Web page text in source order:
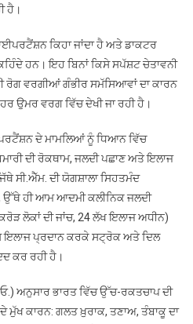
ਸਿੰਘ
ਹੈ।
ਕਿਹਾ ਜਾਂਦਾ ਹੈ ਅਤੇ ਡਾਕਟਰ
ਹਨ। ਇਹ ਬਿਨਾਂ ਕਿਸੇ ਸਪੱਸ਼ਟ ਚੇਤਾਵਨੀ
ਰੋਗ ਵਰਗੀਆਂ ਗੰਭੀਰ ਸਮੱਸਿਆਵਾਂ ਦਾ ਕਾਰਨ
ਉਮਰ ਵਰਗ ਵਿੱਚ ਦੇਖੀ ਜਾ ਰਹੀ ਹੈ।
ਦੇ ਮਾਮਲਿਆਂ ਨੂੰ ਧਿਆਨ ਵਿੱਚ
ਦੀ ਰੋਕਥਾਮ, ਜਲਦੀ ਪਛਾਣ ਅਤੇ ਇਲਾਜ
ਸੀ.ਐੱਮ. ਦੀ ਯੋਗਸ਼ਾਲਾ ਸਿਹਤਮੰਦ
ਉੱਥੇ ਹੀ ਆਮ ਆਦਮੀ ਕਲੀਨਿਕ ਜਲਦੀ
ਲੋਕਾਂ ਦੀ ਜਾਂਚ, 24 ਲੱਖ ਇਲਾਜ ਅਧੀਨ)
ਇਲਾਜ ਪ੍ਰਦਾਨ ਕਰਕੇ ਸਟ੍ਰੋਕ ਅਤੇ ਦਿਲ
ਕਰ ਰਹੀ ਹੈ।
ਅਨੁਸਾਰ ਭਾਰਤ ਵਿੱਚ ਉੱਚ-ਰਕਤਚਾਪ ਦੀ
ਮੁੱਖ ਕਾਰਨ: ਗਲਤ ਖ਼ੁਰਾਕ, ਤਣਾਅ, ਤੰਬਾਕੂ ਦਾ